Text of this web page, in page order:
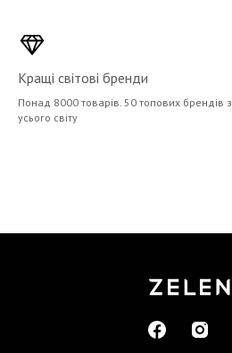
Кращі світові бренди
Понад 8000 товарів. 50 топових брендів з
усього світу